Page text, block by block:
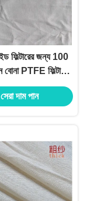
ফিল্টারের জন্য 100
বোনা PTFE ফিল্টার
কাস্টমাইজেশন
সেরা দাম পান